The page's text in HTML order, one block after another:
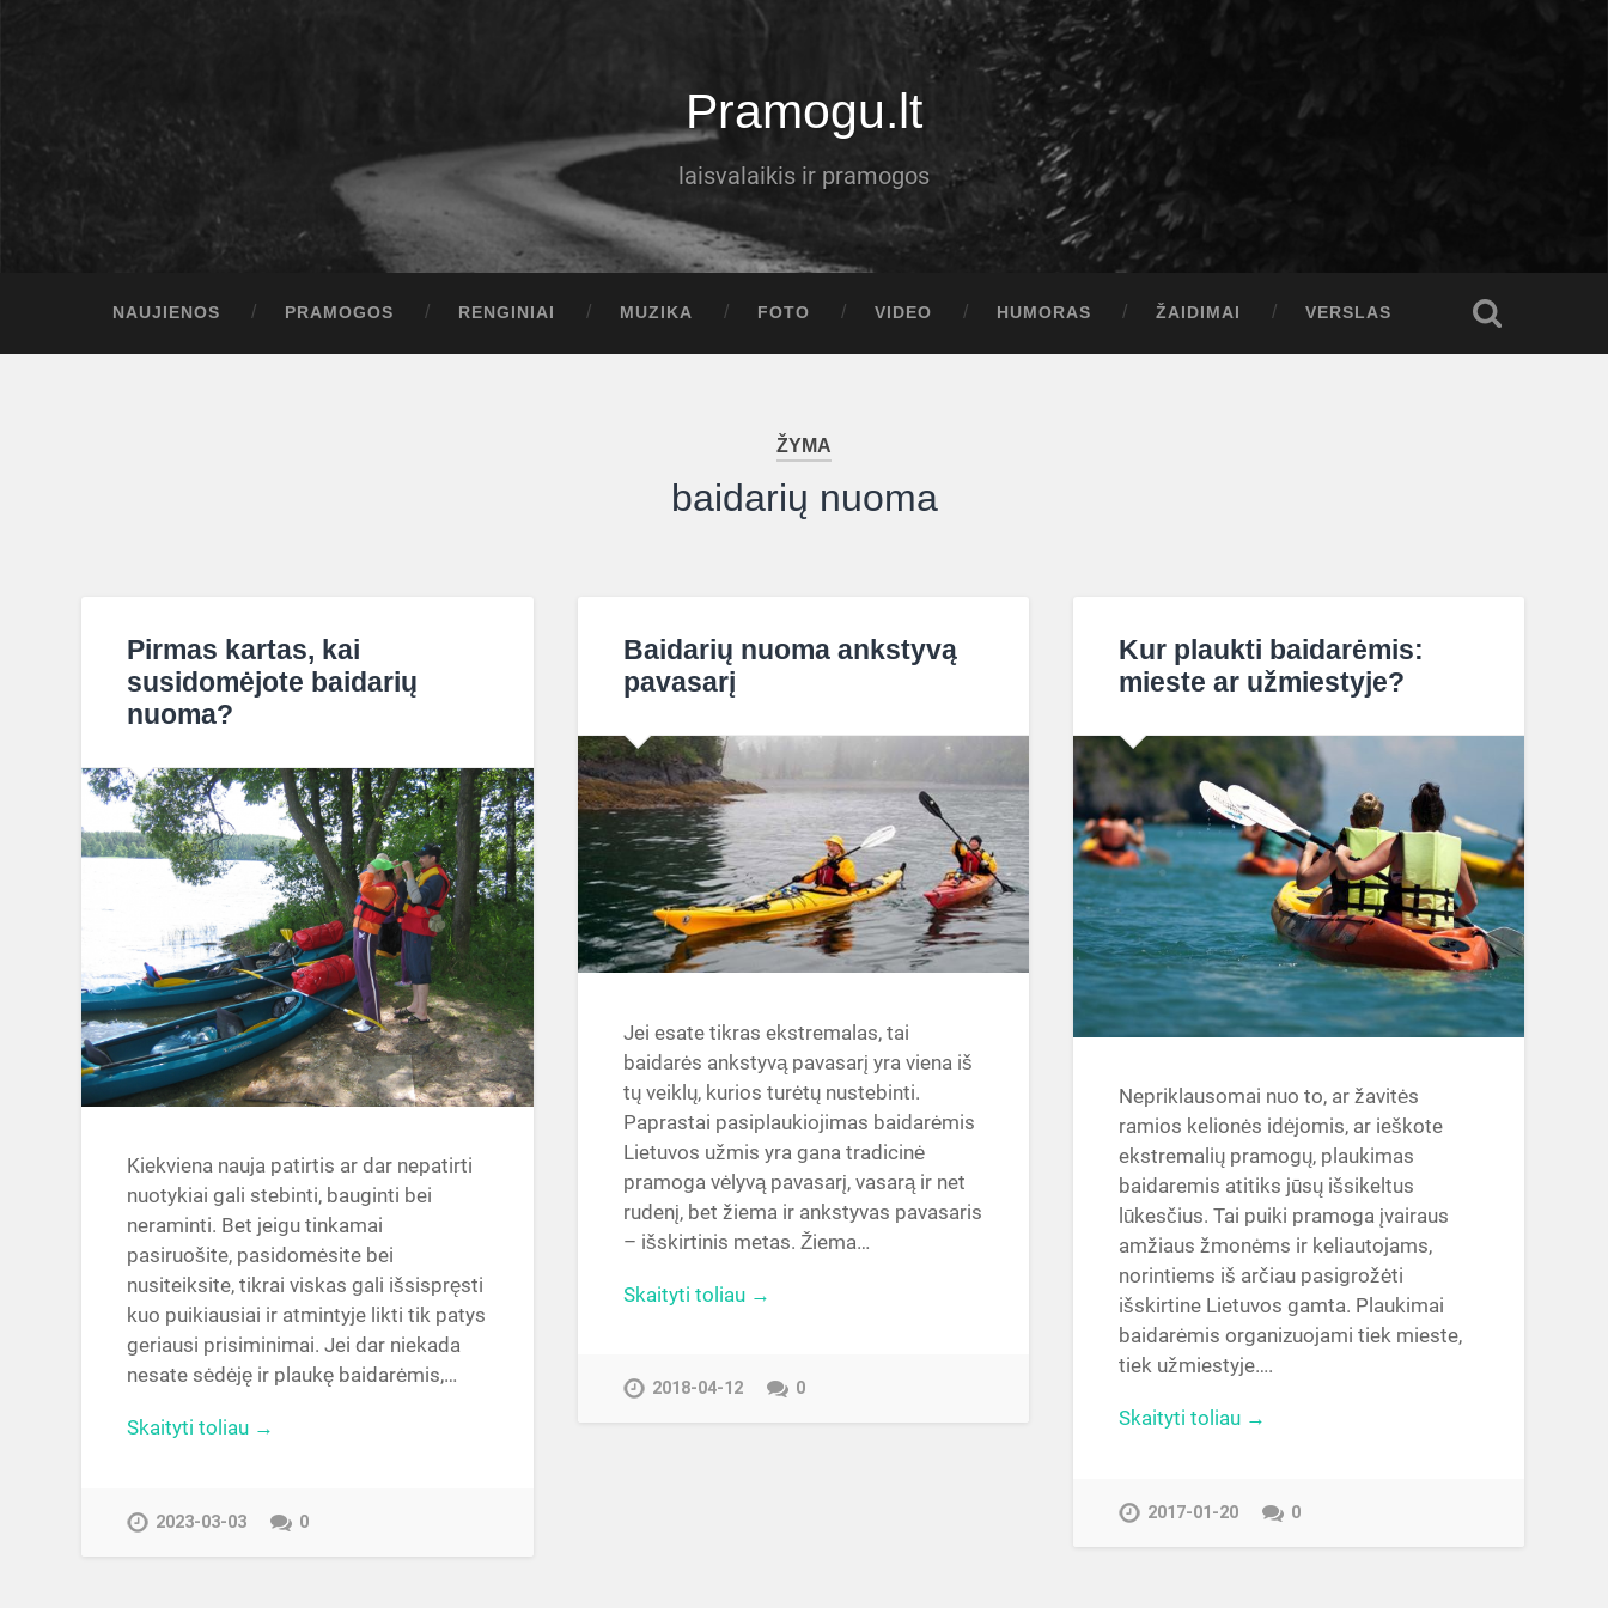
Pramogu.lt
laisvalaikis ir pramogos
NAUJIENOS PRAMOGOS RENGINIAI MUZIKA FOTO VIDEO HUMORAS ŽAIDIMAI VERSLAS
ŽYMA
baidarių nuoma
Pirmas kartas, kai
susidomėjote baidarių
nuoma?
Kiekviena nauja patirtis ar dar nepatirti
nuotykiai gali stebinti, bauginti bei
neraminti. Bet jeigu tinkamai
pasiruošite, pasidomėsite bei
nusiteiksite, tikrai viskas gali išsispręsti
kuo puikiausiai ir atmintyje likti tik patys
geriausi prisiminimai. Jei dar niekada
nesate sėdėję ir plaukę baidarėmis,…
Skaityti toliau →
2023-03-03 0
Baidarių nuoma ankstyvą
pavasarį
Jei esate tikras ekstremalas, tai
baidarės ankstyvą pavasarį yra viena iš
tų veiklų, kurios turėtų nustebinti.
Paprastai pasiplaukiojimas baidarėmis
Lietuvos užmis yra gana tradicinė
pramoga vėlyvą pavasarį, vasarą ir net
rudenį, bet žiema ir ankstyvas pavasaris
– išskirtinis metas. Žiema…
Skaityti toliau →
2018-04-12 0
Kur plaukti baidarėmis:
mieste ar užmiestyje?
Nepriklausomai nuo to, ar žavitės
ramios kelionės idėjomis, ar ieškote
ekstremalių pramogų, plaukimas
baidaremis atitiks jūsų išsikeltus
lūkesčius. Tai puiki pramoga įvairaus
amžiaus žmonėms ir keliautojams,
norintiems iš arčiau pasigrožėti
išskirtine Lietuvos gamta. Plaukimai
baidarėmis organizuojami tiek mieste,
tiek užmiestyje….
Skaityti toliau →
2017-01-20 0